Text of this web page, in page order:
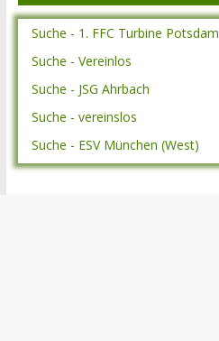
Suche - 1. FFC Turbine Potsdam
Suche - Vereinlos
Suche - JSG Ahrbach
Suche - vereinslos
Suche - ESV München (West)